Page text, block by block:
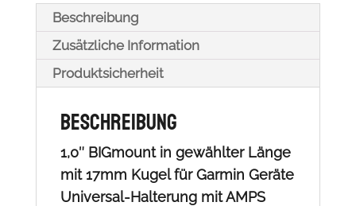
Beschreibung
Zusätzliche Information
Produktsicherheit
Beschreibung
1,0″ BIGmount in gewählter Länge
mit 17mm Kugel für Garmin Geräte
Universal-Halterung mit AMPS